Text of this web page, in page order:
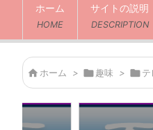
ホーム
HOME
サイトの説明
DESCRIPTION
 ホーム > 趣味 > 